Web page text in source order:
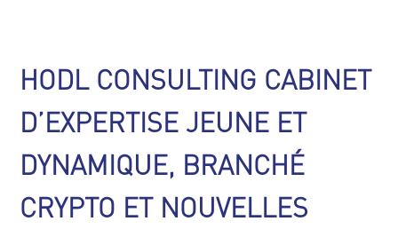
HODL CONSULTING CABINET
D’EXPERTISE JEUNE ET
DYNAMIQUE, BRANCHÉ
CRYPTO ET NOUVELLES